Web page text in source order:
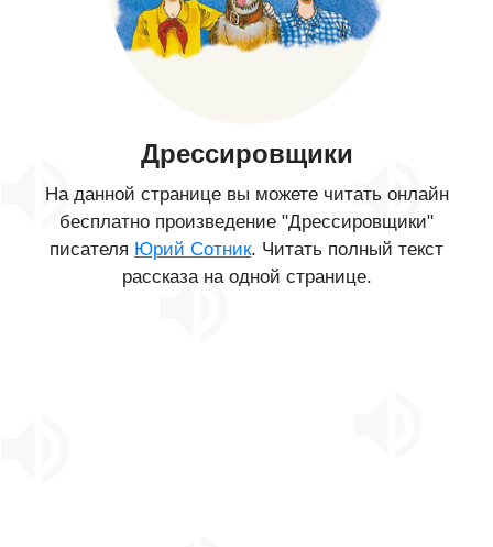
Дрессировщики
На данной странице вы можете читать онлайн
бесплатно произведение "Дрессировщики"
писателя Юрий Сотник. Читать полный текст
рассказа на одной странице.